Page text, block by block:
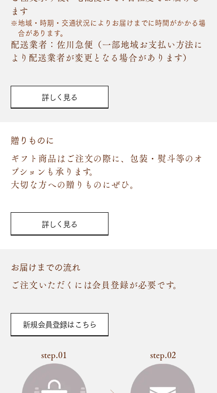
ます
地域・時期・交通状況によりお届けまでに時間がかかる場
合があります。
配送業者：佐川急便（一部地域お支払い方法に
より配送業者が変更となる場合があります）
詳しく見る
贈りものに
ギフト商品はご注文の際に、包装・熨斗等のオ
プションも承ります。
大切な方への贈りものにぜひ。
詳しく見る
お届けまでの流れ
ご注文いただくには会員登録が必要です。
新規会員登録はこちら
step.01 step.02